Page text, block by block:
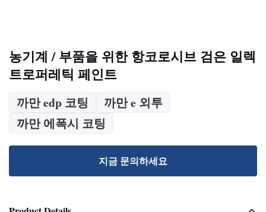
농기계 / 부품을 위한 항코로시브 검은 일렉
트로퍼레틱 페인트
까만 edp 코팅
까만 e 외투
까만 에폭시 코팅
지금 문의하세요